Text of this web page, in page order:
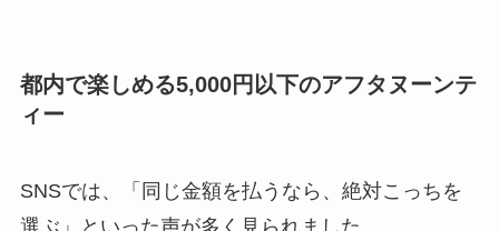
都内で楽しめる5,000円以下のアフタヌーンテ
ィー
SNSでは、「同じ金額を払うなら、絶対こっちを